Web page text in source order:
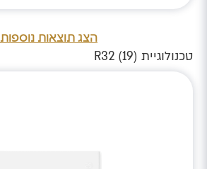
טכנולוגיית R32 ( 19)
הצג תוצאות נוספות